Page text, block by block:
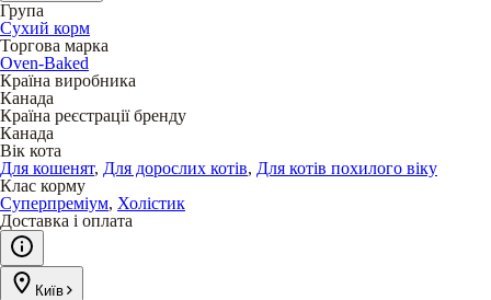
Група
Сухий корм
Торгова марка
Oven-Baked
Країна виробника
Канада
Країна реєстрації бренду
Канада
Вік кота
Для кошенят, Для дорослих котів, Для котів похилого віку
Клас корму
Суперпреміум, Холістик
Доставка і оплата
Київ